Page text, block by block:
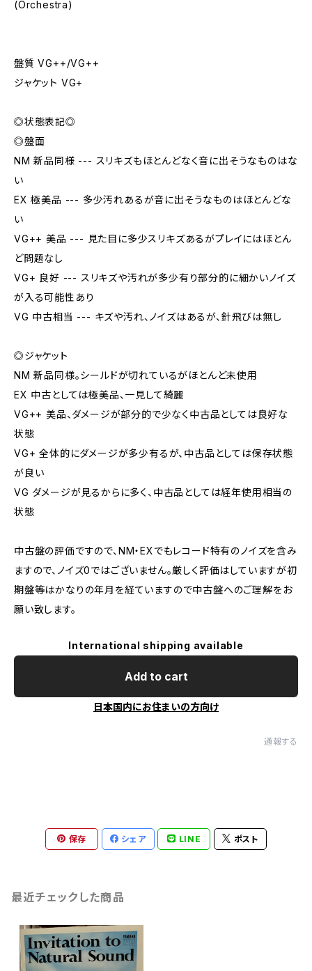
(Orchestra)
盤質 VG++/VG++
ジャケット VG+
◎状態表記◎
◎盤面
NM 新品同様 --- スリキズもほとんどなく音に出そうなものはな
い
EX 極美品 --- 多少汚れあるが音に出そうなものはほとんどな
い
VG++ 美品 --- 見た目に多少スリキズあるがプレイにはほとん
ど問題なし
VG+ 良好 --- スリキズや汚れが多少有り部分的に細かいノイズ
が入る可能性あり
VG 中古相当 --- キズや汚れ、ノイズはあるが、針飛びは無し
◎ジャケット
NM 新品同様。シールドが切れているがほとんど未使用
EX 中古としては極美品、一見して綺麗
VG++ 美品、ダメージが部分的で少なく中古品としては良好な
状態
VG+ 全体的にダメージが多少有るが、中古品としては保存状態
が良い
VG ダメージが見るからに多く、中古品としては経年使用相当の
状態
中古盤の評価ですので、NM・EXでもレコード特有のノイズを含み
ますので、ノイズ0ではございません。厳しく評価はしていますが初
期盤等はかなりの年月を経ていますので中古盤へのご理解をお
願い致します。
International shipping available
Add to cart
日本国内にお住まいの方向け
通報する
保存 シェア LINE ポスト
最近チェックした商品